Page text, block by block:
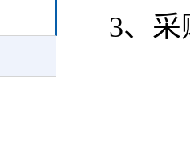
3、